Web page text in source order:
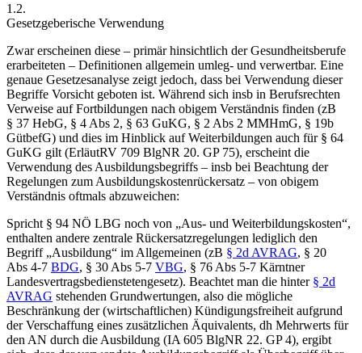
1.2.
Gesetzgeberische Verwendung
Zwar erscheinen diese – primär hinsichtlich der Gesundheitsberufe
erarbeiteten – Definitionen allgemein umleg- und verwertbar. Eine
genaue Gesetzesanalyse zeigt jedoch, dass bei Verwendung dieser
Begriffe Vorsicht geboten ist. Während sich insb in Berufsrechten
Verweise auf Fortbildungen nach obigem Verständnis finden (zB
§ 37 HebG, § 4 Abs 2, § 63 GuKG, § 2 Abs 2 MMHmG, § 19b
GütbefG) und dies im Hinblick auf Weiterbildungen auch für § 64
GuKG gilt (ErläutRV 709 BlgNR 20. GP 75), erscheint die
Verwendung des Ausbildungsbegriffs – insb bei Beachtung der
Regelungen zum Ausbildungskostenrückersatz – von obigem
Verständnis oftmals abzuweichen:
Spricht § 94 NÖ LBG noch von „Aus- und Weiterbildungskosten“,
enthalten andere zentrale Rückersatzregelungen lediglich den
Begriff „Ausbildung“ im Allgemeinen (zB § 2d AVRAG, § 20
Abs 4-7 BDG, § 30 Abs 5-7 VBG, § 76 Abs 5-7 Kärntner
Landesvertragsbedienstetengesetz). Beachtet man die hinter § 2d
AVRAG stehenden Grundwertungen, also die mögliche
Beschränkung der (wirtschaftlichen) Kündigungsfreiheit aufgrund
der Verschaffung eines zusätzlichen Äquivalents, dh Mehrwerts für
den AN durch die Ausbildung (IA 605 BlgNR 22. GP 4), ergibt